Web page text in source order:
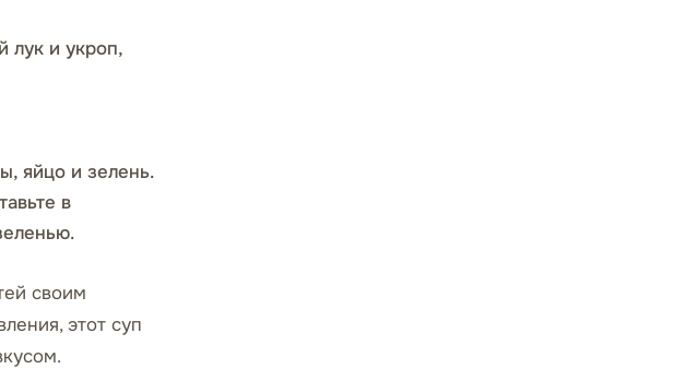
лук и укроп,
яйцо и зелень.
в
своим
этот суп